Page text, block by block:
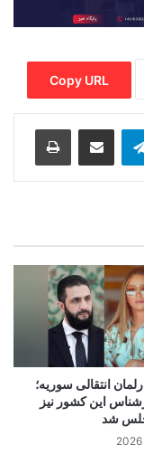
Copy URL
Telegram
Share via Email
Print
انتقالی سوریه؛
این کشور نیز
شد